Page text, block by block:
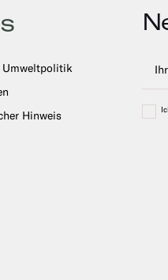
Umweltpolitik
Hinweis